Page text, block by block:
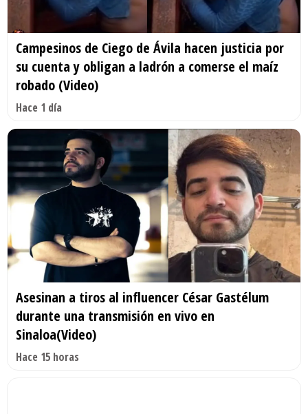
Campesinos de Ciego de Ávila hacen justicia por
su cuenta y obligan a ladrón a comerse el maíz
robado (Video)
Hace 1 día
Asesinan a tiros al influencer César Gastélum
durante una transmisión en vivo en
Sinaloa(Video)
Hace 15 horas